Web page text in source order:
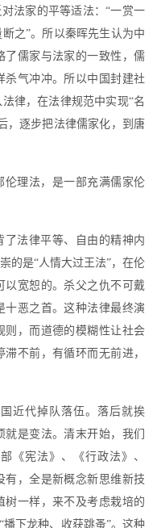
法家的平等适法：“一赏一
之”。所以秦晖先生认为中
了儒家与法家的一致性，儒
杀气冲冲。所以中国封建社
律，在法律规范中实现“名
，逐步把法律儒家化，到唐
伦理法，是一部充满儒家伦
法律平等、自由的精神内
的是“人情大过王法”，在伦
以宽恕的。杀父之仇不可戴
十恶之首。这种法律最终演
则，而道德的模糊性让社会
不前，有循环而无前进，
近代掉队落伍。落后就挨
是变法。清末开始，我们
《宪法》、《行政法》、
有，全是新概念新思维新技
树一样，来不及考虑栽培的
播下龙种、收获跳蚤”。这种